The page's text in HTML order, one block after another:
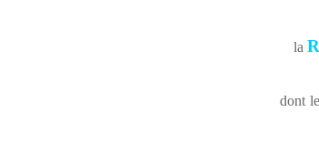
la
dont